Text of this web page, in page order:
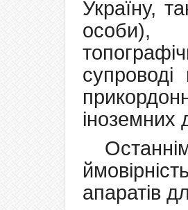
Україну,
особи),
іноземних
апаратів